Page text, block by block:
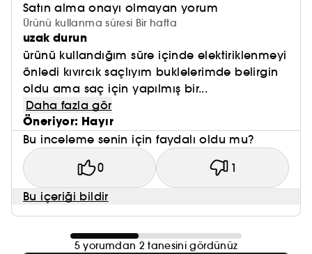
(3) 21 günlük kullanımdan sonra 41 kişi üzerinde
yapılan klinik çalışma. Memnuniyet yüzdesi
Satın alma onayı olmayan yorum
Ürünü kullanma süresi Bir hafta
uzak durun
ürünü kullandığım süre içinde elektiriklenmeyi
önledi kıvırcık saçlıyım buklelerimde belirgin
oldu ama saç için yapılmış bir...
Daha fazla gör
Öneriyor: Hayır
Bu inceleme senin için faydalı oldu mu?
0 1
Bu içeriği bildir
5 yorumdan 2 tanesini gördünüz